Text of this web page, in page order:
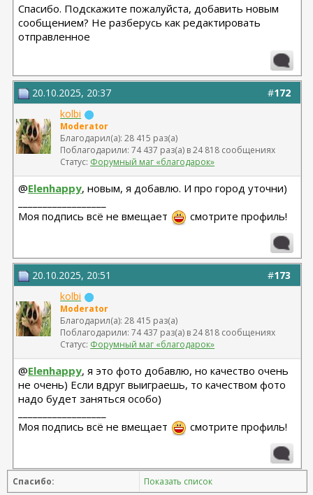
Спасибо. Подскажите пожалуйста, добавить новым
сообщением? Не разберусь как редактировать
отправленное
#172
20.10.2025, 20:37
kolbi
Moderator
Благодарил(а): 28 415 раз(а)
Поблагодарили: 74 437 раз(а) в 24 818 сообщениях
Статус: Форумный маг «благодарок»
@Elenhappy, новым, я добавлю. И про город уточни)
Моя подпись всё не вмещает
смотрите профиль!
#173
20.10.2025, 20:51
kolbi
Moderator
Благодарил(а): 28 415 раз(а)
Поблагодарили: 74 437 раз(а) в 24 818 сообщениях
Статус: Форумный маг «благодарок»
@Elenhappy, я это фото добавлю, но качество очень
не очень) Если вдруг выиграешь, то качеством фото
надо будет заняться особо)
Моя подпись всё не вмещает
смотрите профиль!
Спасибо: Показать список